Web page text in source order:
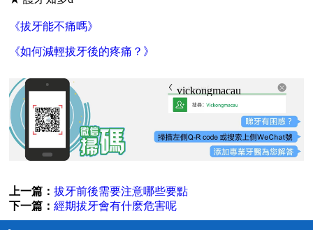
《拔牙能不痛嗎》
《如何減輕拔牙後的疼痛？》
vickongmacau
上一篇：拔牙前後需要注意哪些要點
下一篇：經期拔牙會有什麽危害呢